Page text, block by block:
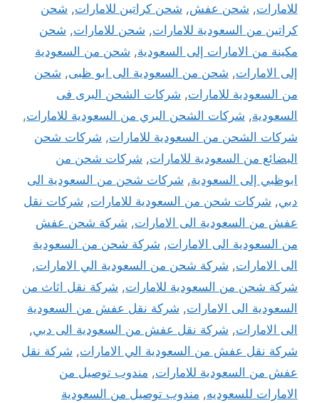
, شحن عفش,شحن كراتين للامارات, شحن
من السعودية للامارات, شحن للامارات, شحن
من الامارات إلى السعودية,شحن من السعودية
الامارات, شحن من السعودية الى ابو ظبى ,شحن
السعودية للامارات, شركات الشحن البرى فى
,شركات الشحن البري من السعودية للامارات,
الشحن من السعودية للامارات, شركات شحن
من السعودية للامارات, شركات شحن من
إلى السعودية,شركات شحن من السعودية الى
شركات شحن من السعودية للامارات, شركات نقل
من السعودية الى الامارات, شركة شحن عفش
السعودية الى الامارات, شركة شحن من السعودية
الامارات, شركة شحن من السعودية الي الامارات,
شحن من السعودية للامارات, شركة نقل اثاث من
الى الامارات, شركة نقل عفش من السعودية
الامارات, شركة نقل عفش من السعودية الى دبي ,
نقل عفش من السعودية الي الامارات, شركة نقل
من السعودية للامارات, مندوب توصيل من
للسعوديه,مندوب توصيل من السعودية